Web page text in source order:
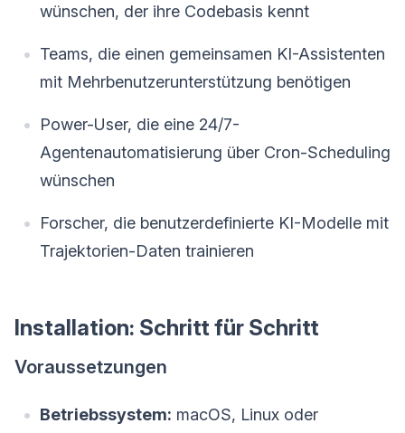
wünschen, der ihre Codebasis kennt
Teams, die einen gemeinsamen KI-Assistenten
mit Mehrbenutzerunterstützung benötigen
Power-User, die eine 24/7-
Agentenautomatisierung über Cron-Scheduling
wünschen
Forscher, die benutzerdefinierte KI-Modelle mit
Trajektorien-Daten trainieren
Installation: Schritt für Schritt
Voraussetzungen
Betriebssystem: macOS, Linux oder